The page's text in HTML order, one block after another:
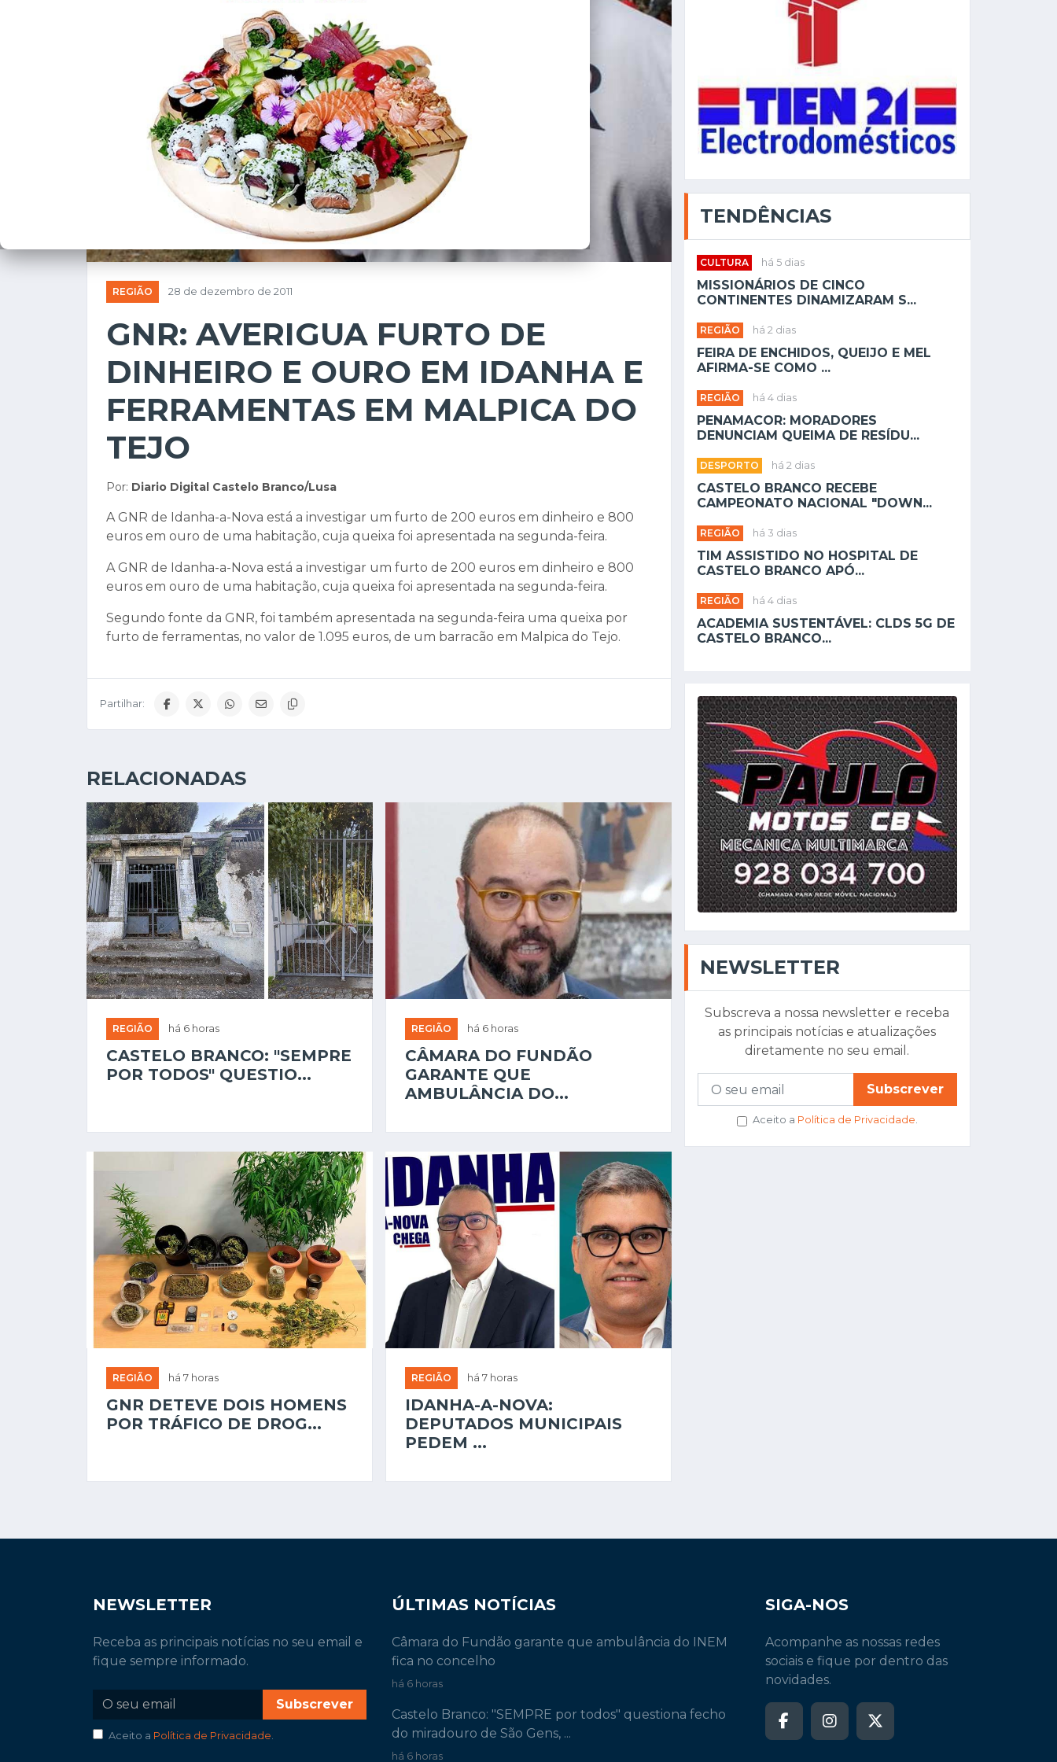
REGIÃO 28 de dezembro de 2011
GNR: AVERIGUA FURTO DE
DINHEIRO E OURO EM IDANHA E
FERRAMENTAS EM MALPICA DO
TEJO
Por: Diario Digital Castelo Branco/Lusa
A GNR de Idanha-a-Nova está a investigar um furto de 200 euros em dinheiro e 800
euros em ouro de uma habitação, cuja queixa foi apresentada na segunda-feira.
A GNR de Idanha-a-Nova está a investigar um furto de 200 euros em dinheiro e 800
euros em ouro de uma habitação, cuja queixa foi apresentada na segunda-feira.
Segundo fonte da GNR, foi também apresentada na segunda-feira uma queixa por
furto de ferramentas, no valor de 1.095 euros, de um barracão em Malpica do Tejo.
Partilhar:
RELACIONADAS
REGIÃO há 6 horas
CASTELO BRANCO: "SEMPRE
POR TODOS" QUESTIO...
REGIÃO há 6 horas
CÂMARA DO FUNDÃO
GARANTE QUE
AMBULÂNCIA DO...
REGIÃO há 7 horas
GNR DETEVE DOIS HOMENS
POR TRÁFICO DE DROG...
REGIÃO há 7 horas
IDANHA-A-NOVA:
DEPUTADOS MUNICIPAIS
PEDEM ...
TENDÊNCIAS
CULTURA há 5 dias
MISSIONÁRIOS DE CINCO
CONTINENTES DINAMIZARAM S...
REGIÃO há 2 dias
FEIRA DE ENCHIDOS, QUEIJO E MEL
AFIRMA-SE COMO ...
REGIÃO há 4 dias
PENAMACOR: MORADORES
DENUNCIAM QUEIMA DE RESÍDU...
DESPORTO há 2 dias
CASTELO BRANCO RECEBE
CAMPEONATO NACIONAL "DOWN...
REGIÃO há 3 dias
TIM ASSISTIDO NO HOSPITAL DE
CASTELO BRANCO APÓ...
REGIÃO há 4 dias
ACADEMIA SUSTENTÁVEL: CLDS 5G DE
CASTELO BRANCO...
NEWSLETTER
Subscreva a nossa newsletter e receba
as principais notícias e atualizações
diretamente no seu email.
Subscrever
Aceito a Política de Privacidade.
NEWSLETTER
Receba as principais notícias no seu email e
fique sempre informado.
Subscrever
Aceito a Política de Privacidade
ÚLTIMAS NOTÍCIAS
Câmara do Fundão garante que ambulância do INEM
fica no concelho
há 6 horas
Castelo Branco: "SEMPRE por todos" questiona fecho
do miradouro de São Gens, ...
há 6 horas
SIGA-NOS
Acompanhe as nossas redes
sociais e fique por dentro das
novidades.